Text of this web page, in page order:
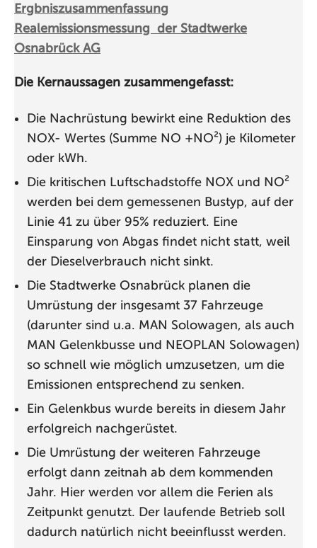
Ergbniszusammenfassung
Realemissionsmessung der Stadtwerke
Osnabrück AG
Die Kernaussagen zusammengefasst:
Die Nachrüstung bewirkt eine Reduktion des
NOX- Wertes (Summe NO +NO²) je Kilometer
oder kWh.
Die kritischen Luftschadstoffe NOX und NO²
werden bei dem gemessenen Bustyp, auf der
Linie 41 zu über 95% reduziert. Eine
Einsparung von Abgas findet nicht statt, weil
der Dieselverbrauch nicht sinkt.
Die Stadtwerke Osnabrück planen die
Umrüstung der insgesamt 37 Fahrzeuge
(darunter sind u.a. MAN Solowagen, als auch
MAN Gelenkbusse und NEOPLAN Solowagen)
so schnell wie möglich umzusetzen, um die
Emissionen entsprechend zu senken.
Ein Gelenkbus wurde bereits in diesem Jahr
erfolgreich nachgerüstet.
Die Umrüstung der weiteren Fahrzeuge
erfolgt dann zeitnah ab dem kommenden
Jahr. Hier werden vor allem die Ferien als
Zeitpunkt genutzt. Der laufende Betrieb soll
dadurch natürlich nicht beeinflusst werden.